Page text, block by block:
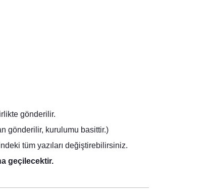
gönderilir.
gönderilir, kurulumu basittir.)
tüm yazıları değiştirebilirsiniz.
geçilecektir.